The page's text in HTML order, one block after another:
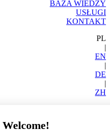
BAZA WIEDZY
USŁUGI
KONTAKT
PL
|
EN
|
DE
|
ZH
Welcome!
IV z nowym najemcą